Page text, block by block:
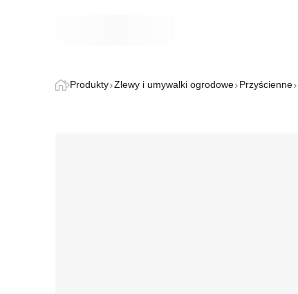
Produkty Zlewy i umywalki ogrodowe Przyścienne